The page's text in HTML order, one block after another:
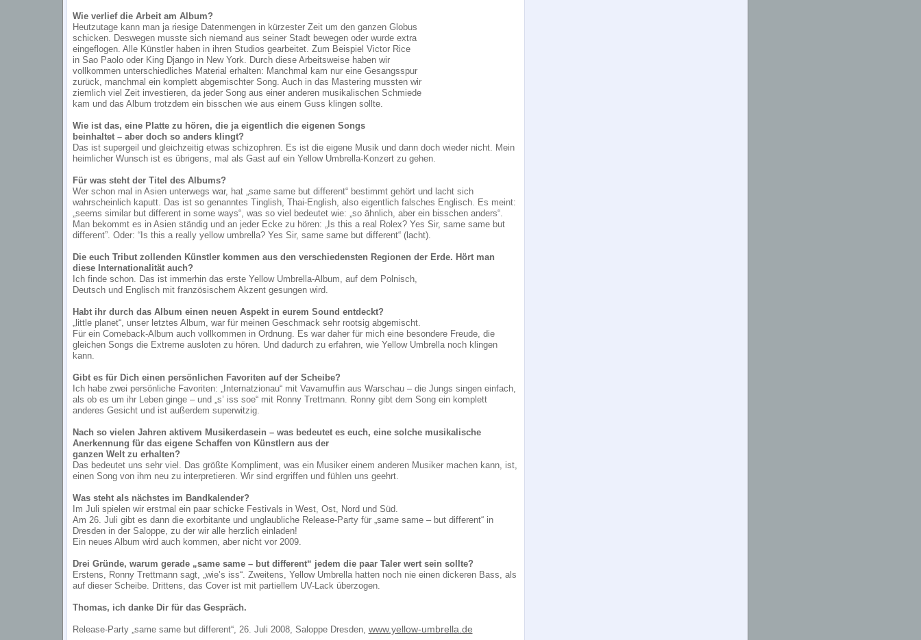
Wie verlief die Arbeit am Album?
Heutzutage kann man ja riesige Datenmengen in kürzester Zeit um den ganzen Globus
schicken. Deswegen musste sich niemand aus seiner Stadt bewegen oder wurde extra
eingeflogen. Alle Künstler haben in ihren Studios gearbeitet. Zum Beispiel Victor Rice
in Sao Paolo oder King Django in New York. Durch diese Arbeitsweise haben wir
vollkommen unterschiedliches Material erhalten: Manchmal kam nur eine Gesangsspur
zurück, manchmal ein komplett abgemischter Song. Auch in das Mastering mussten wir
ziemlich viel Zeit investieren, da jeder Song aus einer anderen musikalischen Schmiede
kam und das Album trotzdem ein bisschen wie aus einem Guss klingen sollte.
Wie ist das, eine Platte zu hören, die ja eigentlich die eigenen Songs
beinhaltet – aber doch so anders klingt?
Das ist supergeil und gleichzeitig etwas schizophren. Es ist die eigene Musik und dann doch wieder nicht. Mein
heimlicher Wunsch ist es übrigens, mal als Gast auf ein Yellow Umbrella-Konzert zu gehen.
Für was steht der Titel des Albums?
Wer schon mal in Asien unterwegs war, hat „same same but different“ bestimmt gehört und lacht sich
wahrscheinlich kaputt. Das ist so genanntes Tinglish, Thai-English, also eigentlich falsches Englisch. Es meint:
„seems similar but different in some ways“, was so viel bedeutet wie: „so ähnlich, aber ein bisschen anders“.
Man bekommt es in Asien ständig und an jeder Ecke zu hören: „Is this a real Rolex? Yes Sir, same same but
different”. Oder: “Is this a really yellow umbrella? Yes Sir, same same but different“ (lacht).
Die euch Tribut zollenden Künstler kommen aus den verschiedensten Regionen der Erde. Hört man
diese Internationalität auch?
Ich finde schon. Das ist immerhin das erste Yellow Umbrella-Album, auf dem Polnisch,
Deutsch und Englisch mit französischem Akzent gesungen wird.
Habt ihr durch das Album einen neuen Aspekt in eurem Sound entdeckt?
„little planet“, unser letztes Album, war für meinen Geschmack sehr rootsig abgemischt.
Für ein Comeback-Album auch vollkommen in Ordnung. Es war daher für mich eine besondere Freude, die
gleichen Songs die Extreme ausloten zu hören. Und dadurch zu erfahren, wie Yellow Umbrella noch klingen
kann.
Gibt es für Dich einen persönlichen Favoriten auf der Scheibe?
Ich habe zwei persönliche Favoriten: „Internatzionau“ mit Vavamuffin aus Warschau – die Jungs singen einfach,
als ob es um ihr Leben ginge – und „s’ iss soe“ mit Ronny Trettmann. Ronny gibt dem Song ein komplett
anderes Gesicht und ist außerdem superwitzig.
Nach so vielen Jahren aktivem Musikerdasein – was bedeutet es euch, eine solche musikalische
Anerkennung für das eigene Schaffen von Künstlern aus der
ganzen Welt zu erhalten?
Das bedeutet uns sehr viel. Das größte Kompliment, was ein Musiker einem anderen Musiker machen kann, ist,
einen Song von ihm neu zu interpretieren. Wir sind ergriffen und fühlen uns geehrt.
Was steht als nächstes im Bandkalender?
Im Juli spielen wir erstmal ein paar schicke Festivals in West, Ost, Nord und Süd.
Am 26. Juli gibt es dann die exorbitante und unglaubliche Release-Party für „same same – but different“ in
Dresden in der Saloppe, zu der wir alle herzlich einladen!
Ein neues Album wird auch kommen, aber nicht vor 2009.
Drei Gründe, warum gerade „same same – but different“ jedem die paar Taler wert sein sollte?
Erstens, Ronny Trettmann sagt, „wie’s iss“. Zweitens, Yellow Umbrella hatten noch nie einen dickeren Bass, als
auf dieser Scheibe. Drittens, das Cover ist mit partiellem UV-Lack überzogen.
Thomas, ich danke Dir für das Gespräch.
Release-Party „same same but different“, 26. Juli 2008, Saloppe Dresden, www.yellow-umbrella.de